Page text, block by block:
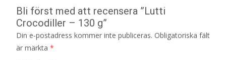
Bli först med att recensera ”Lutti
Crocodiller – 130 g”
Din e-postadress kommer inte publiceras. Obligatoriska fält
är märkta *